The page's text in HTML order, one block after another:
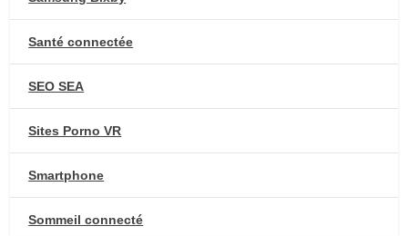
Santé connectée
SEO SEA
Sites Porno VR
Smartphone
Sommeil connecté